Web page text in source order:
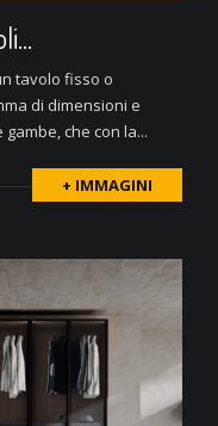
tavolo fisso o
di dimensioni e
che con la...
+ IMMAGINI